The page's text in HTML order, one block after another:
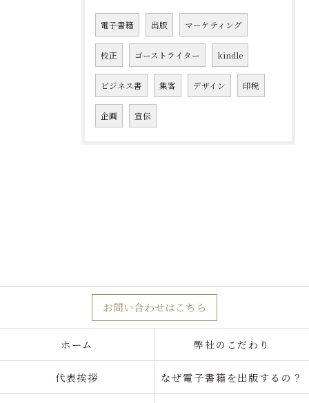
電子書籍 出版 マーケティング
校正 ゴーストライター kindle
ビジネス書 集客 デザイン 印税
企画 宣伝
お問い合わせはこちら
ホーム 弊社のこだわり
代表挨拶 なぜ電子書籍を出版するの？